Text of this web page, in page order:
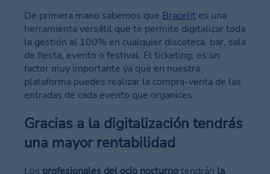
De primera mano sabemos que Bracelit es una
herramienta versátil que te permite digitalizar toda
la gestión al 100% en cualquier discoteca, bar, sala
de fiesta, evento o festival. El ticketing, es un
factor muy importante ya que en nuestra
plataforma puedes realizar la compra-venta de las
entradas de cada evento que organices.
Gracias a la digitalización tendrás
una mayor rentabilidad
Los profesionales del ocio nocturnotendrán la